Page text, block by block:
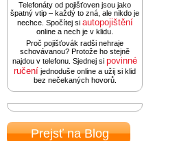
Telefonáty od pojišťoven jsou jako
špatný vtip – každý to zná, ale nikdo je
nechce. Spočítej si autopojištění
online a nech je v klidu.
Proč pojišťovák radši nehraje
schovávanou? Protože ho stejně
najdou v telefonu. Sjednej si povinné
ručení jednoduše online a užij si klid
bez nečekaných hovorů.
Prejsť na Blog